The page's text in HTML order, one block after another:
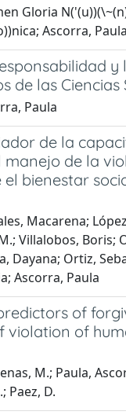
Gloria
Ascorra, Paula
y
las Ciencias
Paula
de la
manejo de la
el bienestar
Macarena;
Villalobos, Boris;
Dayana; Ortiz,
Ascorra, Paula
of
violation of
M.; Paula,
Paez, D.